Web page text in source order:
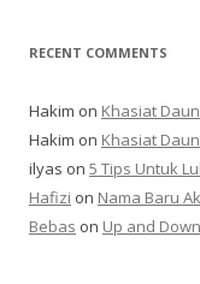
RECENT COMMENTS
Hakim on Khasiat
Hakim on Khasiat
ilyas on 5 Tips Untuk
Hafizi on Nama Baru
Bebas on Up and